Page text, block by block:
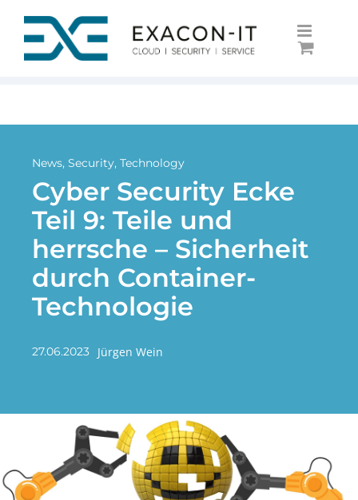
content
News, Security, Technology
Cyber Security Ecke
Teil 9: Teile und
herrsche – Sicherheit
durch Container-
Technologie
27.06.2023 Jürgen Wein